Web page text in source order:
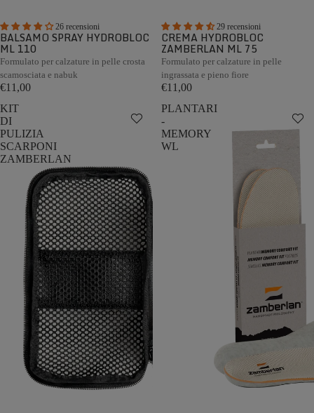
26 recensioni
BALSAMO SPRAY HYDROBLOC
ML 110
Formulato per calzature in pelle crosta
scamosciata e nabuk
€11,00
29 recensioni
CREMA HYDROBLOC
ZAMBERLAN ML 75
Formulato per calzature in pelle
ingrassata e pieno fiore
€11,00
KIT
DI
PULIZIA
SCARPONI
ZAMBERLAN
PLANTARI
-
MEMORY
WL